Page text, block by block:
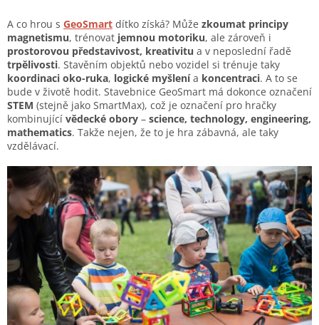
A co hrou s GeoSmart dítko získá? Může zkoumat principy
magnetismu, trénovat jemnou motoriku, ale zároveň i
prostorovou představivost, kreativitu a v neposlední řadě
trpělivosti. Stavěním objektů nebo vozidel si trénuje taky
koordinaci oko-ruka, logické myšlenía koncentraci. A to se
bude v životě hodit. Stavebnice GeoSmart má dokonce označení
STEM (stejně jako SmartMax), což je označení pro hračky
kombinující vědecké obory – science, technology, engineering,
mathematics. Takže nejen, že to je hra zábavná, ale taky
vzdělávací.